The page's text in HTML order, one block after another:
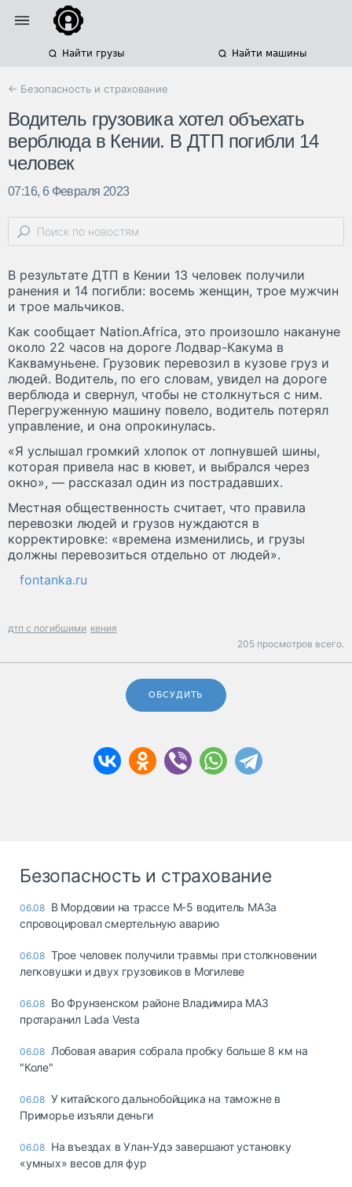
Найти грузы Найти машины
← Безопасность и страхование
Водитель грузовика хотел объехать
верблюда в Кении. В ДТП погибли 14
человек
07:16, 6 Февраля 2023
В результате ДТП в Кении 13 человек получили
ранения и 14 погибли: восемь женщин, трое мужчин
и трое мальчиков.
Как сообщает Nation.Africa, это произошло накануне
около 22 часов на дороге Лодвар-Какума в
Каквамуньене. Грузовик перевозил в кузове груз и
людей. Водитель, по его словам, увидел на дороге
верблюда и свернул, чтобы не столкнуться с ним.
Перегруженную машину повело, водитель потерял
управление, и она опрокинулась.
«Я услышал громкий хлопок от лопнувшей шины,
которая привела нас в кювет, и выбрался через
окно», — рассказал один из пострадавших.
Местная общественность считает, что правила
перевозки людей и грузов нуждаются в
корректировке: «времена изменились, и грузы
должны перевозиться отдельно от людей».
fontanka.ru
дтп с погибшими кения
205 просмотров всего.
ОБСУДИТЬ
Безопасность и страхование
06.08 В Мордовии на трассе М-5 водитель МАЗа
спровоцировал смертельную аварию
06.08 Трое человек получили травмы при столкновении
легковушки и двух грузовиков в Могилеве
06.08 Во Фрунзенском районе Владимира МАЗ
протаранил Lada Vesta
06.08 Лобовая авария собрала пробку больше 8 км на
"Коле"
06.08 У китайского дальнобойщика на таможне в
Приморье изъяли деньги
06.08 Ha въeздax в Улaн-Удэ зaвepшaют ycтaнoвкy
«yмныx» вecoв для фyp